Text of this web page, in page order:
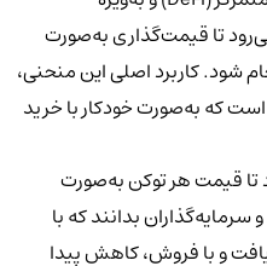
تا قیمت‌گذاری به‌صورت
شود. کاربرد اصلی این منحنی،
که به‌صورت خودکار با خرید
قیمت هر توکن به‌صورت
بدانند که با
و با فروش، کاهش پیدا